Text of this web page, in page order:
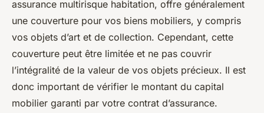
assurance multirisque habitation, offre généralement
une couverture pour vos biens mobiliers, y compris
vos objets d’art et de collection. Cependant, cette
couverture peut être limitée et ne pas couvrir
l’intégralité de la valeur de vos objets précieux. Il est
donc important de vérifier le montant du capital
mobilier garanti par votre contrat d’assurance.